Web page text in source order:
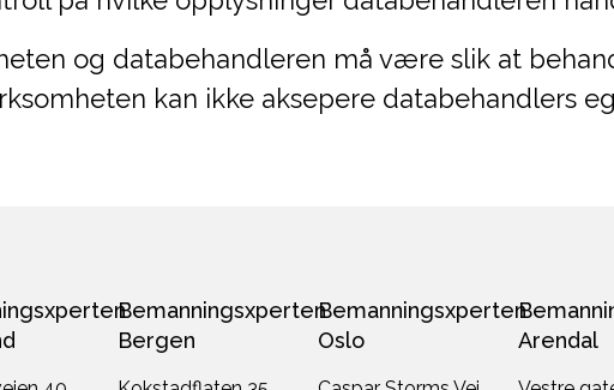
og databehandleren må være slik at
kan ikke aksepere databehandlers
Bemanningsxperten
Bergen
Bemanningsxperten
Oslo
Arendal